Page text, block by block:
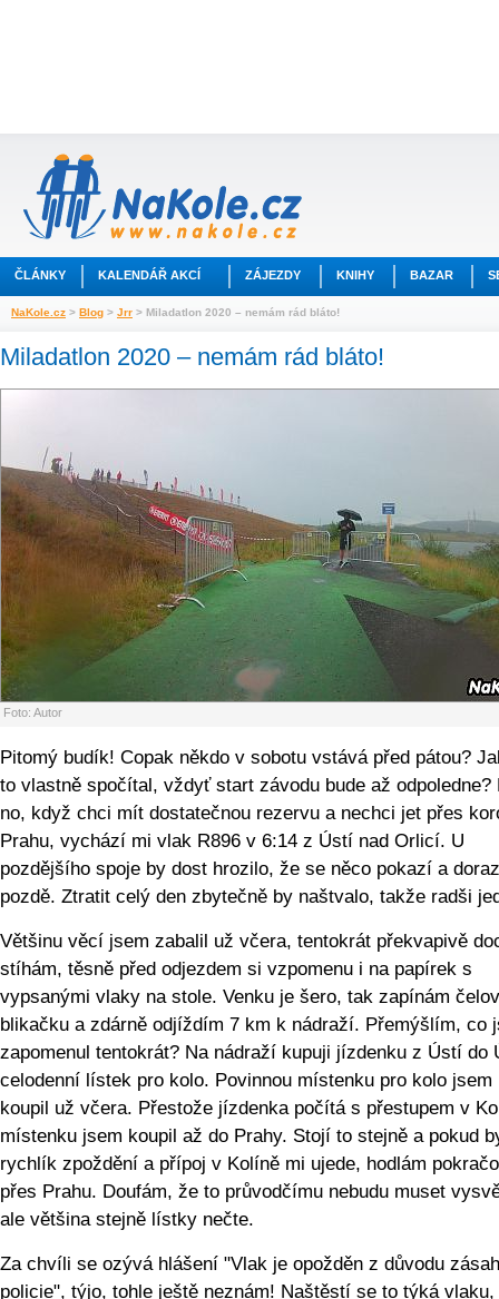
ČLÁNKY KALENDÁŘ AKCÍ ZÁJEZDY KNIHY BAZAR
NaKole.cz > Blog > Jrr > Miladatlon 2020 – nemám rád bláto!
Miladatlon 2020 – nemám rád bláto!
Foto: Autor
Pitomý budík! Copak někdo v sobotu vstává před pátou?
to vlastně spočítal, vždyť start závodu bude až odpoledne?
no, když chci mít dostatečnou rezervu a nechci jet přes
Prahu, vychází mi vlak R896 v 6:14 z Ústí nad Orlicí. U
pozdějšího spoje by dost hrozilo, že se něco pokazí a
pozdě. Ztratit celý den zbytečně by naštvalo, takže radši
Většinu věcí jsem zabalil už včera, tentokrát překvapivě
stíhám, těsně před odjezdem si vzpomenu i na papírek s
vypsanými vlaky na stole. Venku je šero, tak zapínám
blikačku a zdárně odjíždím 7 km k nádraží. Přemýšlím, co
zapomenul tentokrát? Na nádraží kupuji jízdenku z Ústí do
celodenní lístek pro kolo. Povinnou místenku pro kolo jsem
koupil už včera. Přestože jízdenka počítá s přestupem v
místenku jsem koupil až do Prahy. Stojí to stejně a pokud
rychlík zpoždění a přípoj v Kolíně mi ujede, hodlám
přes Prahu. Doufám, že to průvodčímu nebudu muset
ale většina stejně lístky nečte.
Za chvíli se ozývá hlášení "Vlak je opožděn z důvodu
policie", týjo, tohle ještě neznám! Naštěstí se to týká